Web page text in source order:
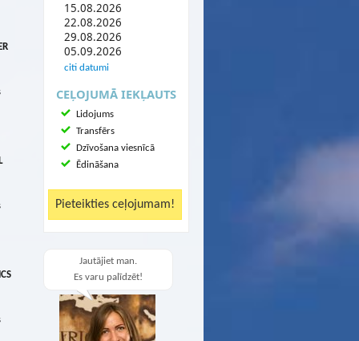
15.08.2026
22.08.2026
29.08.2026
05.09.2026
citi datumi
CEĻOJUMĀ IEKĻAUTS
Lidojums
Transfērs
Dzīvošana viesnīcā
Ēdināšana
Jautājiet man.
Es varu palīdzēt!